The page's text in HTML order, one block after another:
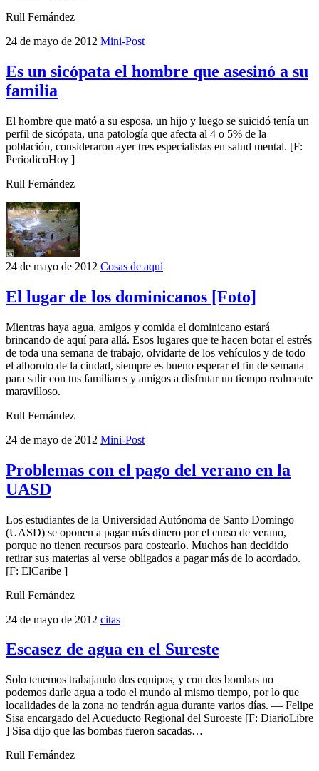
Rull Fernández
24 de mayo de 2012 Mini-Post
Es un sicópata el hombre que asesinó a su
familia
El hombre que mató a su esposa, un hijo y luego se suicidó tenía un
perfil de sicópata, una patología que afecta al 4 o 5% de la
población, consideraron ayer tres especialistas en salud mental. [F:
PeriodicoHoy ]
Rull Fernández
24 de mayo de 2012 Cosas de aquí
El lugar de los dominicanos [Foto]
Mientras haya agua, amigos y comida el dominicano estará
brincando de aquí para allá. Esos lugares que te hacen botar el estrés
de toda una semana de trabajo, olvidarte de los vehículos y de todo
el alboroto de la ciudad, siempre es bueno esperar el fin de semana
para salir con tus familiares y amigos a disfrutar un tiempo realmente
maravilloso.
Rull Fernández
24 de mayo de 2012 Mini-Post
Problemas con el pago del verano en la
UASD
Los estudiantes de la Universidad Autónoma de Santo Domingo
(UASD) se oponen a pagar más dinero por el curso de verano,
porque no tienen recursos para costearlo. Muchos han decidido
retirar sus materias al verse obligados a pagar más de lo acordado.
[F: ElCaribe ]
Rull Fernández
24 de mayo de 2012 citas
Escasez de agua en el Sureste
Solo tenemos trabajando dos equipos, y con dos bombas no
podemos darle agua a todo el mundo al mismo tiempo, por lo que
localidades de la zona no tendrán agua durante varios días. — Felipe
Sisa encargado del Acueducto Regional del Suroeste [F: DiarioLibre
] Sisa dijo que las bombas fueron sacadas…
Rull Fernández